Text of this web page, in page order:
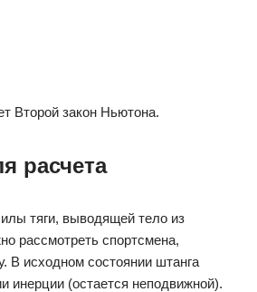
Второй закон Ньютона.
расчета
тяги, выводящей тело из
рассмотреть спортсмена,
В исходном состоянии штанга
инерции (остается неподвижной).